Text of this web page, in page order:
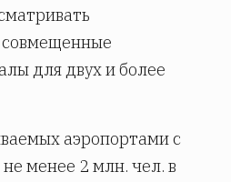
для двух и более
аэропортами с
менее 2 млн. чел. в